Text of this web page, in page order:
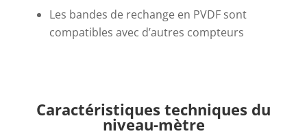
Les bandes de rechange en PVDF sont
compatibles avec d’autres compteurs
Caractéristiques techniques du
niveau-mètre